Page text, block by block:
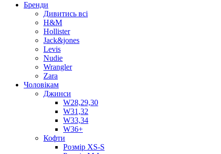
Бренди
Дивитись всі
H&M
Hollister
Jack&jones
Levis
Nudie
Wrangler
Zara
Чоловікам
Джинси
W28,29,30
W31,32
W33,34
W36+
Кофти
Розмір XS-S